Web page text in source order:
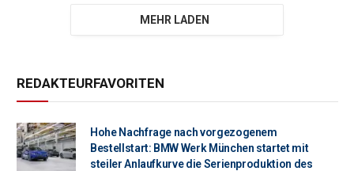
REDAKTEURFAVORITEN
Hohe Nachfrage nach vorgezogenem
Bestellstart: BMW Werk München startet mit
steiler Anlaufkurve die Serienproduktion des